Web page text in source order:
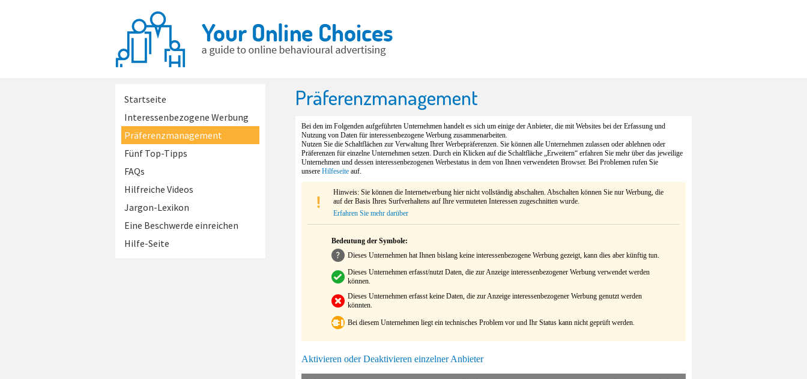
Startseite
Interessenbezogene Werbung
Präferenzmanagement
Fünf Top-Tipps
FAQs
Hilfreiche Videos
Jargon-Lexikon
Eine Beschwerde einreichen
Hilfe-Seite
Präferenzmanagement
Bei den im Folgenden aufgeführten Unternehmen handelt es sich um einige der Anbieter, die mit Websites bei der Erfassung und
Nutzung von Daten für interessenbezogene Werbung zusammenarbeiten.
Nutzen Sie die Schaltflächen zur Verwaltung Ihrer Werbepräferenzen. Sie können alle Unternehmen zulassen oder ablehnen oder
Präferenzen für einzelne Unternehmen setzen. Durch ein Klicken auf die Schaltfläche „Erweitern“ erfahren Sie mehr über das jeweilige
Unternehmen und dessen interessenbezogenen Werbestatus in dem von Ihnen verwendeten Browser. Bei Problemen rufen Sie
unsere Hilfeseite auf.
Hinweis: Sie können die Internetwerbung hier nicht vollständig abschalten. Abschalten können Sie nur Werbung, die
auf der Basis Ihres Surfverhaltens auf Ihre vermuteten Interessen zugeschnitten wurde.
Erfahren Sie mehr darüber
Bedeutung der Symbole:
Dieses Unternehmen hat Ihnen bislang keine interessenbezogene Werbung gezeigt, kann dies aber künftig tun.
Dieses Unternehmen erfasst/nutzt Daten, die zur Anzeige interessenbezogener Werbung verwendet werden
können.
Dieses Unternehmen erfasst keine Daten, die zur Anzeige interessenbezogener Werbung genutzt werden
könnten.
Bei diesem Unternehmen liegt ein technisches Problem vor und Ihr Status kann nicht geprüft werden.